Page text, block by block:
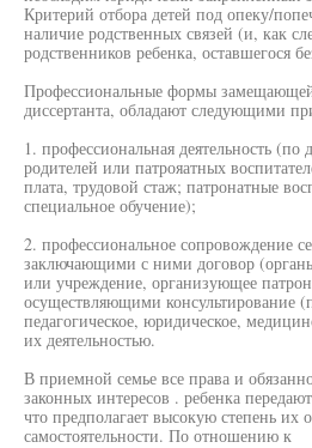
Критерий отбора детей под опеку/
наличие родственных связей (и, как
родственников ребенка, оставшегося
Профессиональные формы
диссертанта, обладают следующими
1. профессиональная деятельность
родителей или патрояатных
плата, трудовой стаж; патронатные
специальное обучение);
2. профессиональное сопровождение
заключающими с ними договор
или учреждение, организующее
осуществляющими консультирование
педагогическое, юридическое,
их деятельностью.
В приемной семье все права и
законных интересов . ребенка
что предполагает высокую степень их
самостоятельности. По отношению к